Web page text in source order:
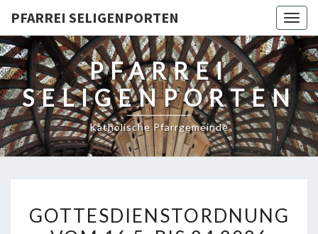
PFARREI SELIGENPORTEN
PFARREI
SELIGENPORTEN
Katholische Pfarrgemeinde
VOM
GOTTESDIENSTORDNUNG